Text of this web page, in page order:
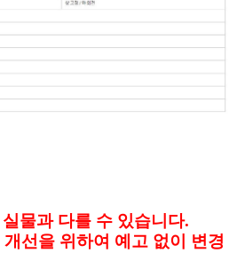
물과 다를 수 있습니다.
선을 위하여 예고 없이 변경